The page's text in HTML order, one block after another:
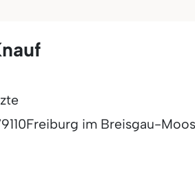
Freiburg im Breisgau-